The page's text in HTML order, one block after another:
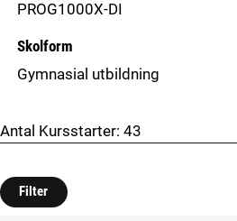
PROG1000X-DI
Skolform
Gymnasial utbildning
Antal Kursstarter: 43
Filter